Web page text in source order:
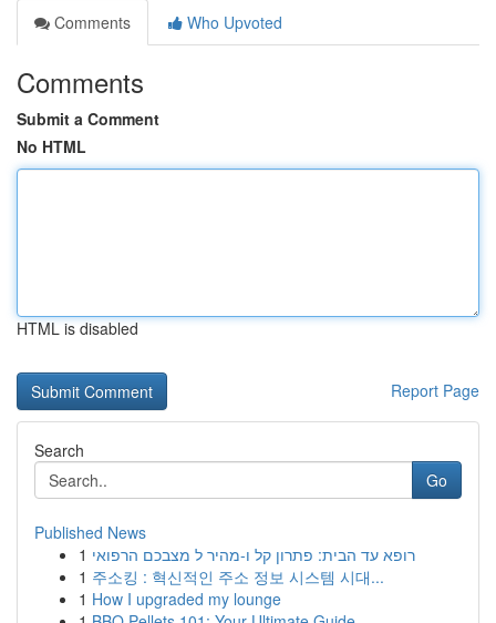
Comments
Who Upvoted
Comments
Submit a Comment
No HTML
HTML is disabled
Report Page
Search
Go
Published News
1 רופא עד הבית: פתרון קל ו-מהיר ל מצבכם הרפואי
1 주소킹 : 혁신적인 주소 정보 시스템 시대...
1 How I upgraded my lounge